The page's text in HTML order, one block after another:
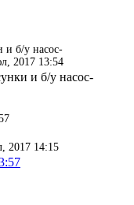
и б/у насос-
2017 13:54
и б/у насос-
2017 14:15